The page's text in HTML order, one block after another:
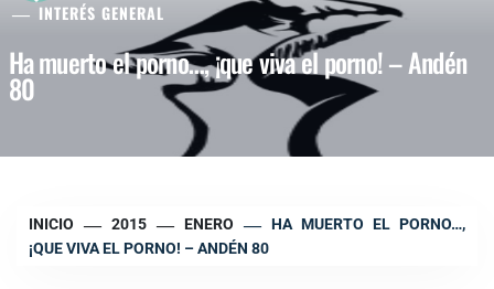
INTERÉS GENERAL
Ha muerto el porno…, ¡que viva el porno! – Andén
80
INICIO 2015 ENERO
HA MUERTO EL PORNO…,
¡QUE VIVA EL PORNO! – ANDÉN 80